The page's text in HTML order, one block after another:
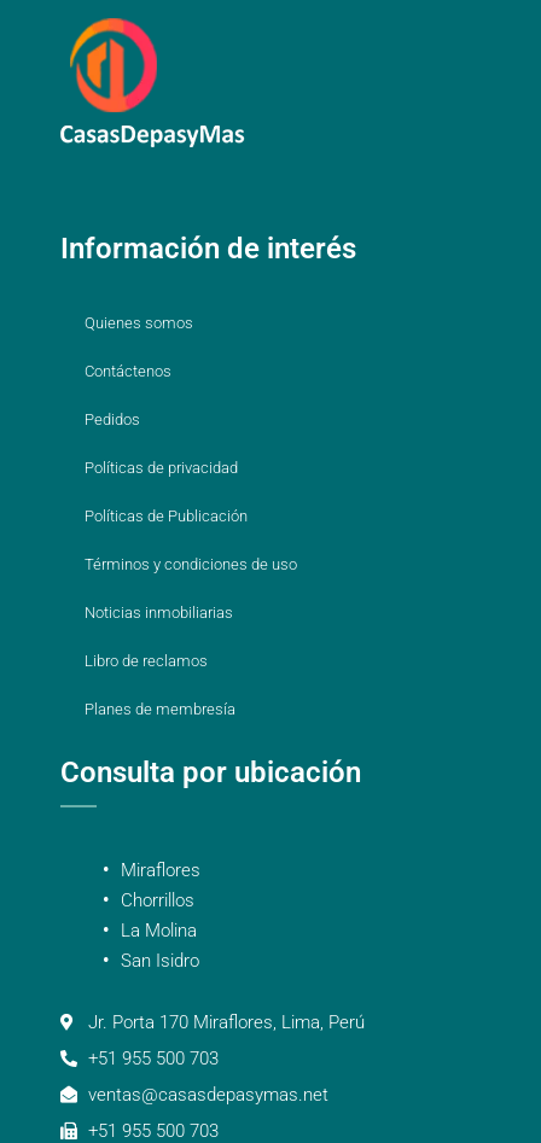
Información de interés
Quienes somos
Contáctenos
Pedidos
Políticas de privacidad
Políticas de Publicación
Términos y condiciones de uso
Noticias inmobiliarias
Libro de reclamos
Planes de membresía
Consulta por ubicación
Miraflores
Chorrillos
La Molina
San Isidro
Jr. Porta 170 Miraflores, Lima, Perú
+51 955 500 703
ventas@casasdepasymas.net
+51 955 500 703